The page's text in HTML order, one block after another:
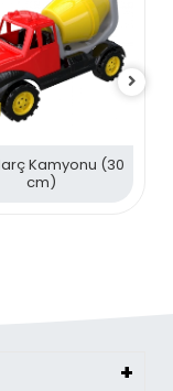
Kamyonu (30
cm)